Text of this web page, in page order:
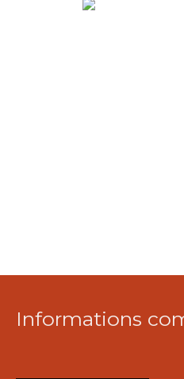
Informations